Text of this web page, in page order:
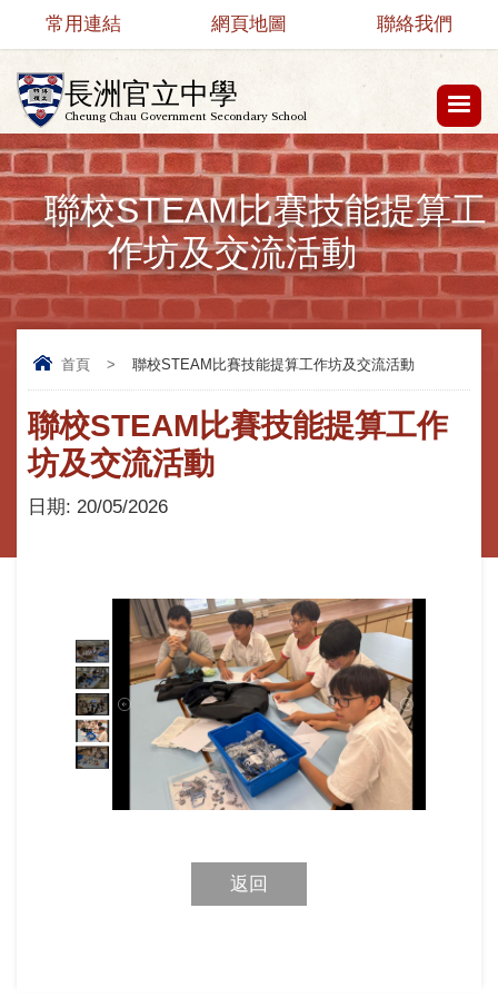
長洲官立中學
Cheung Chau Government Secondary School
常用連結 網頁地圖 聯絡我們
聯校STEAM比賽技能提算工
作坊及交流活動
首頁 > 聯校STEAM比賽技能提算工作坊及交流活動
聯校STEAM比賽技能提算工作
坊及交流活動
日期: 20/05/2026
返回